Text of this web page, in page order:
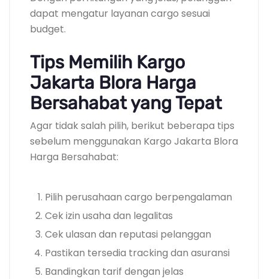
dapat mengatur layanan cargo sesuai
budget.
Tips Memilih Kargo
Jakarta Blora Harga
Bersahabat yang Tepat
Agar tidak salah pilih, berikut beberapa tips
sebelum menggunakan Kargo Jakarta Blora
Harga Bersahabat:
Pilih perusahaan cargo berpengalaman
Cek izin usaha dan legalitas
Cek ulasan dan reputasi pelanggan
Pastikan tersedia tracking dan asuransi
Bandingkan tarif dengan jelas